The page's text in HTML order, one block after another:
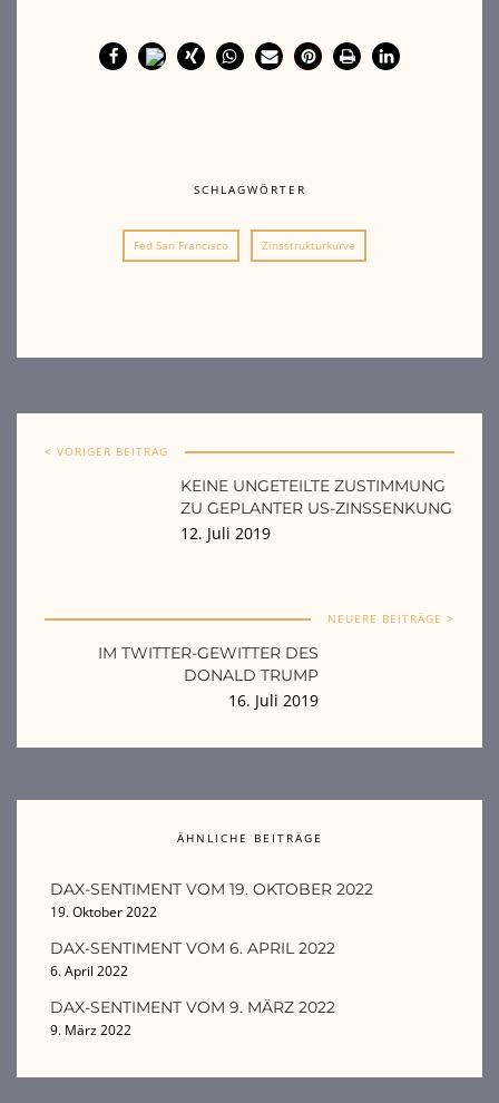
SCHLAGWÖRTER
Fed San Francisco Zinsstrukturkurve
< VORIGER BEITRAG
KEINE UNGETEILTE ZUSTIMMUNG
ZU GEPLANTER US-ZINSSENKUNG
12. Juli 2019
NEUERE BEITRÄGE >
IM TWITTER-GEWITTER DES
DONALD TRUMP
16. Juli 2019
ÄHNLICHE BEITRÄGE
DAX-SENTIMENT VOM 19. OKTOBER 2022
19. Oktober 2022
DAX-SENTIMENT VOM 6. APRIL 2022
6. April 2022
DAX-SENTIMENT VOM 9. MÄRZ 2022
9. März 2022